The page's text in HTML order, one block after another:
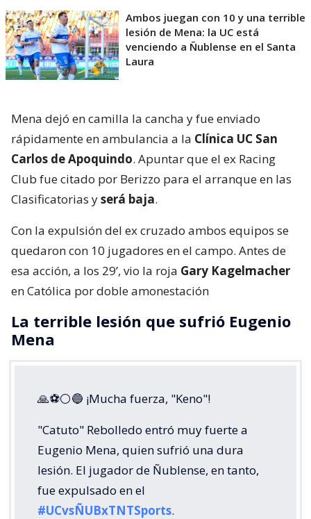
Ambos juegan con 10 y una terrible
lesión de Mena: la UC está
venciendo a Ñublense en el Santa
Laura
Mena dejó en camilla la cancha y fue enviado
rápidamente en ambulancia a la Clínica UC San
Carlos de Apoquindo. Apuntar que el ex Racing
Club fue citado por Berizzo para el arranque en las
Clasificatorias yserá baja.
Con la expulsión del ex cruzado ambos equipos se
quedaron con 10 jugadores en el campo. Antes de
esa acción, a los 29’, vio la roja Gary Kagelmacher
en Católica por doble amonestación
La terrible lesión que sufrió Eugenio
Mena
🙏⚽⚪🔵 ¡Mucha fuerza, "Keno"!
"Catuto" Rebolledo entró muy fuerte a
Eugenio Mena, quien sufrió una dura
lesión. El jugador de Ñublense, en tanto,
fue expulsado en el
#UCvsÑUBxTNTSports.